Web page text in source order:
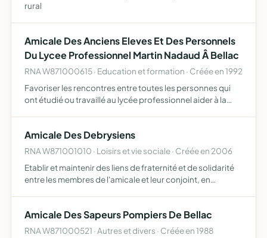
rural
Amicale Des Anciens Eleves Et Des Personnels
Du Lycee Professionnel Martin Nadaud Â Bellac
RNA W871000615 · Education et formation · Créée en 1992
Favoriser les rencontres entre toutes les personnes qui
ont étudié ou travaillé au lycée professionnel aider à la
Amicale Des Debrysiens
RNA W871001010 · Loisirs et vie sociale · Créée en 2006
Etablir et maintenir des liens de fraternité et de solidarité
entre les membres de l'amicale et leur conjoint, en
Amicale Des Sapeurs Pompiers De Bellac
RNA W871000521 · Autres et divers · Créée en 1988